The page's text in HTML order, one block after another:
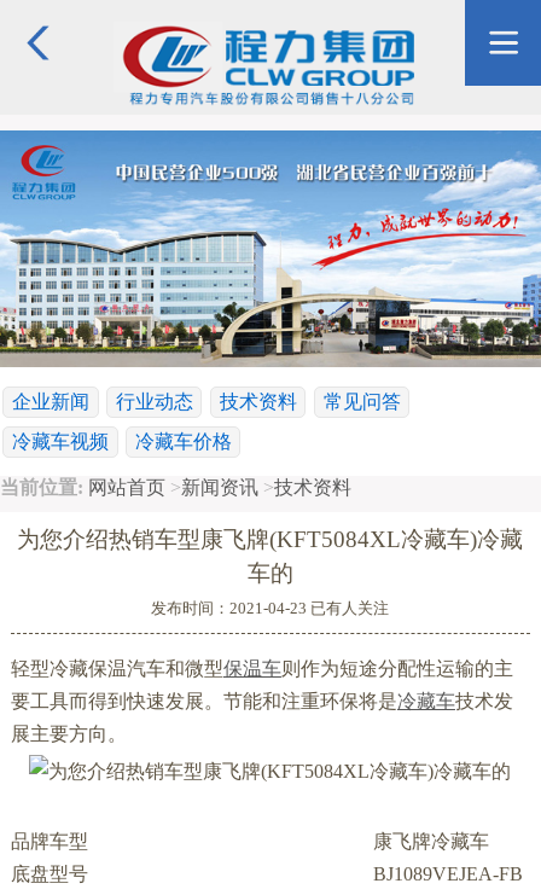
企业新闻 行业动态 技术资料
常见问答
冷藏车视频
冷藏车价格
当前位置: 网站首页 >新闻资讯 >技术资料
为您介绍热销车型康飞牌(KFT5084XL冷藏车)冷藏
车的
发布时间：2021-04-23 已有人关注
轻型冷藏保温汽车和微型保温车则作为短途分配性运输的主
要工具而得到快速发展。节能和注重环保将是冷藏车技术发
展主要方向。
品牌车型
康飞牌冷藏车
底盘型号
BJ1089VEJEA-FB